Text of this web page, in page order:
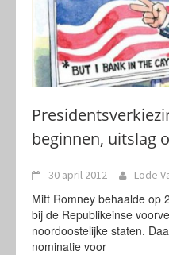
beginnen, uitslag
30 april 2012 Lode
Mitt Romney behaalde op
bij de Republikeinse
noordoostelijke staten.
nominatie voor